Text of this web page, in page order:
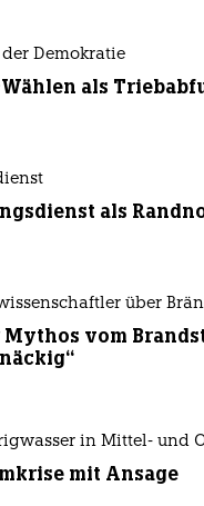
Demokratie
als
als
über
Mythos vom
in Mittel- und
mit Ansage